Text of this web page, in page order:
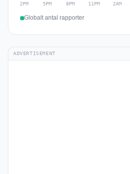
Globalt antal rapporter
ADVERTISEMENT